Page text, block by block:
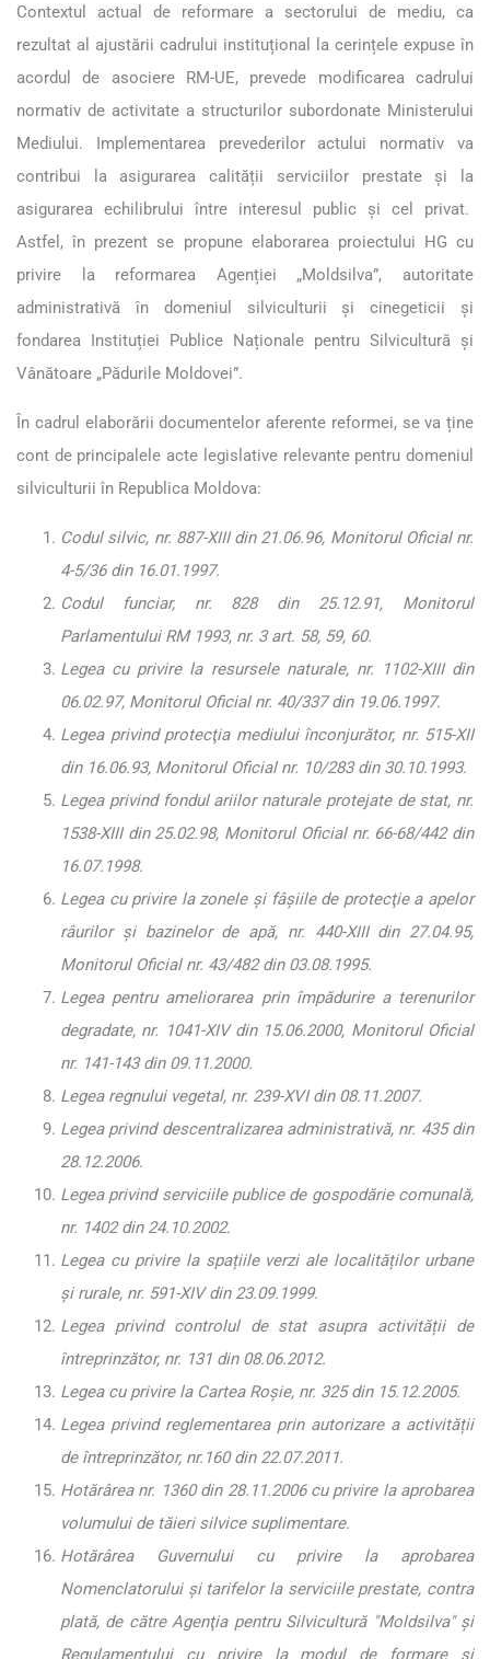
Contextul actual de reformare a sectorului de mediu, ca
rezultat al ajustării cadrului instituțional la cerințele expuse în
acordul de asociere RM-UE, prevede modificarea cadrului
normativ de activitate a structurilor subordonate Ministerului
Mediului. Implementarea prevederilor actului normativ va
contribui la asigurarea calității serviciilor prestate și la
asigurarea echilibrului între interesul public și cel privat.
Astfel, în prezent se propune elaborarea proiectului HG cu
privire la reformarea Agenției „Moldsilva”, autoritate
administrativă în domeniul silviculturii și cinegeticii și
fondarea Instituției Publice Naționale pentru Silvicultură și
Vânătoare „Pădurile Moldovei”.
În cadrul elaborării documentelor aferente reformei, se va ține
cont de principalele acte legislative relevante pentru domeniul
silviculturii în Republica Moldova:
Codul silvic, nr. 887-XIII din 21.06.96, Monitorul Oficial nr.
4-5/36 din 16.01.1997.
Codul funciar, nr. 828 din 25.12.91, Monitorul
Parlamentului RM 1993, nr. 3 art. 58, 59, 60.
Legea cu privire la resursele naturale, nr. 1102-XIII din
06.02.97, Monitorul Oficial nr. 40/337 din 19.06.1997.
Legea privind protecţia mediului înconjurător, nr. 515-XII
din 16.06.93, Monitorul Oficial nr. 10/283 din 30.10.1993.
Legea privind fondul ariilor naturale protejate de stat, nr.
1538-XIII din 25.02.98, Monitorul Oficial nr. 66-68/442 din
16.07.1998.
Legea cu privire la zonele şi fâşiile de protecţie a apelor
râurilor şi bazinelor de apă, nr. 440-XIII din 27.04.95,
Monitorul Oficial nr. 43/482 din 03.08.1995.
Legea pentru ameliorarea prin împădurire a terenurilor
degradate, nr. 1041-XIV din 15.06.2000, Monitorul Oficial
nr. 141-143 din 09.11.2000.
Legea regnului vegetal, nr. 239-XVI din 08.11.2007.
Legea privind descentralizarea administrativă, nr. 435 din
28.12.2006.
Legea privind serviciile publice de gospodărie comunală,
nr. 1402 din 24.10.2002.
Legea cu privire la spațiile verzi ale localităților urbane
și rurale, nr. 591-XIV din 23.09.1999.
Legea privind controlul de stat asupra activității de
întreprinzător, nr. 131 din 08.06.2012.
Legea cu privire la Cartea Roșie, nr. 325 din 15.12.2005.
Legea privind reglementarea prin autorizare a activității
de întreprinzător, nr.160 din 22.07.2011.
Hotărârea nr. 1360 din 28.11.2006 cu privire la aprobarea
volumului de tăieri silvice suplimentare.
Hotărârea Guvernului cu privire la aprobarea
Nomenclatorului şi tarifelor la serviciile prestate, contra
plată, de către Agenţia pentru Silvicultură "Moldsilva" şi
Regulamentului cu privire la modul de formare şi